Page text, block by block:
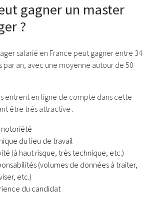
gagner un master
?
salarié en France peut gagner entre 34
par an, avec une moyenne autour de 50
entrent en ligne de compte dans cette
être très attractive :
notoriété
du lieu de travail
(à haut risque, très technique, etc.)
(volumes de données à traiter,
etc.)
du candidat